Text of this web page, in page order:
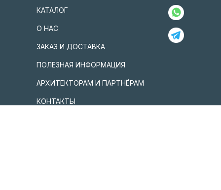
АРХИТЕКТОРАМ И ПАРТНЁРАМ
КОНТАКТЫ
ПОЛЕЗНАЯ ИНФОРМАЦИЯ
ЗАКАЗ И ДОСТАВКА
О НАС
КАТАЛОГ